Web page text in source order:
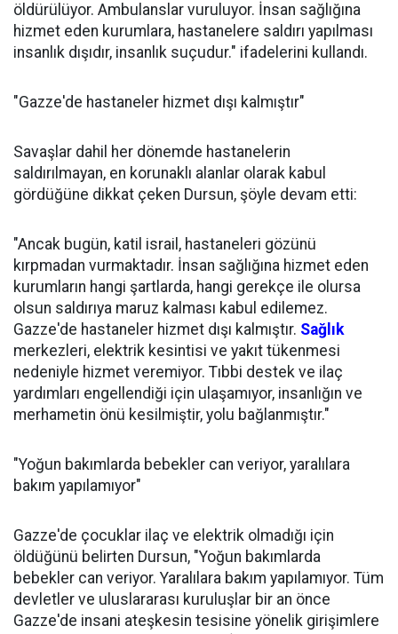
öldürülüyor. Ambulanslar vuruluyor. İnsan sağlığına
hizmet eden kurumlara, hastanelere saldırı yapılması
insanlık dışıdır, insanlık suçudur." ifadelerini kullandı.
"Gazze'de hastaneler hizmet dışı kalmıştır"
Savaşlar dahil her dönemde hastanelerin
saldırılmayan, en korunaklı alanlar olarak kabul
gördüğüne dikkat çeken Dursun, şöyle devam etti:
"Ancak bugün, katil israil, hastaneleri gözünü
kırpmadan vurmaktadır. İnsan sağlığına hizmet eden
kurumların hangi şartlarda, hangi gerekçe ile olursa
olsun saldırıya maruz kalması kabul edilemez.
Gazze'de hastaneler hizmet dışı kalmıştır. Sağlık
merkezleri, elektrik kesintisi ve yakıt tükenmesi
nedeniyle hizmet veremiyor. Tıbbi destek ve ilaç
yardımları engellendiği için ulaşamıyor, insanlığın ve
merhametin önü kesilmiştir, yolu bağlanmıştır."
"Yoğun bakımlarda bebekler can veriyor, yaralılara
bakım yapılamıyor"
Gazze'de çocuklar ilaç ve elektrik olmadığı için
öldüğünü belirten Dursun, "Yoğun bakımlarda
bebekler can veriyor. Yaralılara bakım yapılamıyor. Tüm
devletler ve uluslararası kuruluşlar bir an önce
Gazze'de insani ateşkesin tesisine yönelik girişimlere